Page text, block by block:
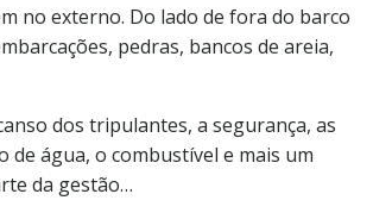
no externo. Do lado de fora do barco
pedras, bancos de areia,
dos tripulantes, a segurança, as
de água, o combustível e mais um
da gestão…